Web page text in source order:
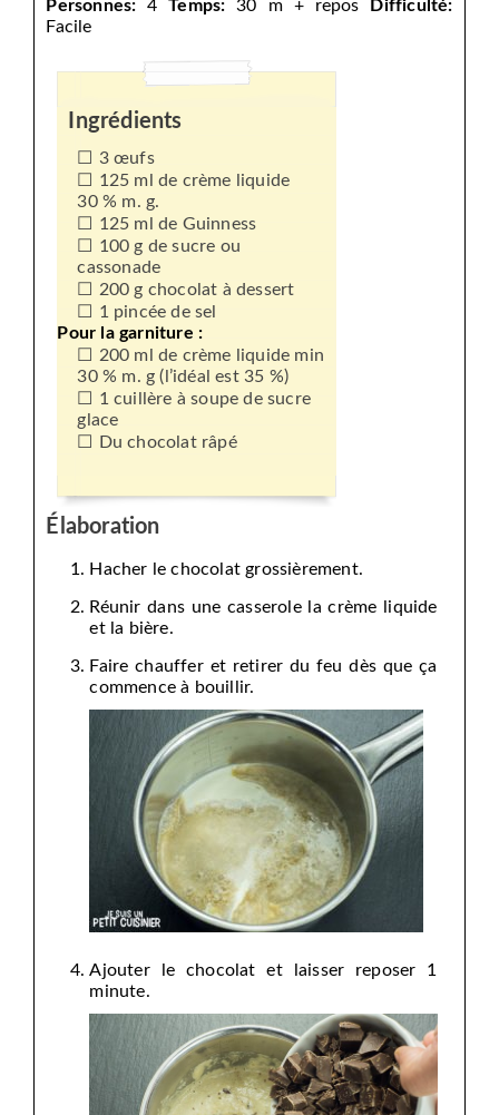
Personnes: 4 Temps: 30 m + repos
Difficulté:
Facile
Ingrédients
3 œufs
125 ml de crème liquide
30 % m. g.
125 ml de Guinness
100 g de sucre ou
cassonade
200 g chocolat à dessert
1 pincée de sel
Pour la garniture :
200 ml de crème liquide min
30 % m. g (l’idéal est 35 %)
1 cuillère à soupe de sucre
glace
Du chocolat râpé
Élaboration
Hacher le chocolat grossièrement.
Réunir dans une casserole la crème liquide
et la bière.
Faire chauffer et retirer du feu dès que ça
commence à bouillir.
Ajouter le chocolat et laisser reposer 1
minute.